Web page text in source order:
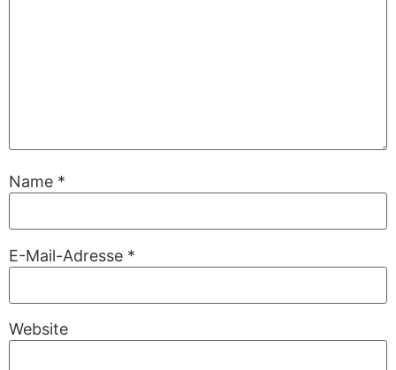
Name *
E-Mail-Adresse *
Website